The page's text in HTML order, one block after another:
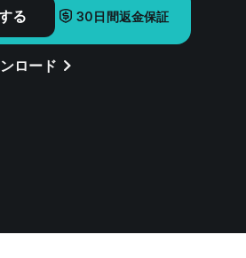
る 30日間返金保証
ロード